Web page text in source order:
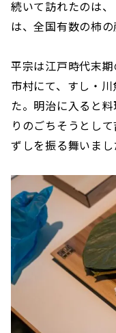
続いて訪れたのは
は、全国有数の柿の
平宗は江戸時代末
市村にて、すし・
た。明治に入ると
りのごちそうとし
ずしを振る舞いまし